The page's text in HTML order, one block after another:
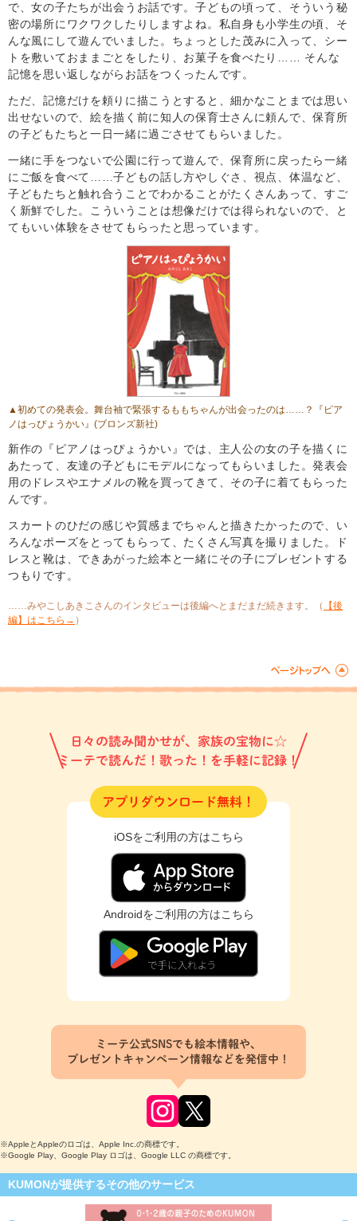
で、女の子たちが出会うお話です。子どもの頃って、そういう秘
密の場所にワクワクしたりしますよね。私自身も小学生の頃、そ
んな風にして遊んでいました。ちょっとした茂みに入って、シー
トを敷いておままごとをしたり、お菓子を食べたり…… そんな
記憶を思い返しながらお話をつくったんです。
ただ、記憶だけを頼りに描こうとすると、細かなことまでは思い
出せないので、絵を描く前に知人の保育士さんに頼んで、保育所
の子どもたちと一日一緒に過ごさせてもらいました。
一緒に手をつないで公園に行って遊んで、保育所に戻ったら一緒
にご飯を食べて……子どもの話し方やしぐさ、視点、体温など、
子どもたちと触れ合うことでわかることがたくさんあって、すご
く新鮮でした。こういうことは想像だけでは得られないので、と
てもいい体験をさせてもらったと思っています。
▲初めての発表会。舞台袖で緊張するももちゃんが出会ったのは……？
『ピア
ノはっぴょうかい』 (ブロンズ新社)
新作の『ピアノはっぴょうかい』では、主人公の女の子を描くに
あたって、友達の子どもにモデルになってもらいました。発表会
用のドレスやエナメルの靴を買ってきて、その子に着てもらった
んです。
スカートのひだの感じや質感までちゃんと描きたかったので、い
ろんなポーズをとってもらって、たくさん写真を撮りました。ド
レスと靴は、できあがった絵本と一緒にその子にプレゼントする
つもりです。
……みやこしあきこさんのインタビューは後編へとまだまだ続きます。（
【後
編】はこちら→ ）
日々の読み聞かせが、家族の宝物に☆
ミーテで読んだ！歌った！を手軽に記録！
アプリダウンロード無料！
iOSをご利用の方はこちら
Androidをご利用の方はこちら
ミーテ公式SNSでも絵本情報や、
プレゼントキャンペーン情報などを発信中！
※AppleとAppleのロゴは、Apple Inc.の商標です。
※Google Play、Google Play ロゴは、Google LLC の商標です。
KUMONが提供するその他のサービス